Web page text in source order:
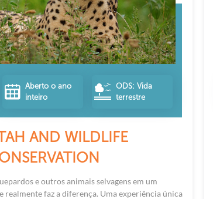
Aberto o ano
inteiro
ODS: Vida
terrestre
AND WILDLIFE
e outros animais selvagens em um
realmente faz a diferença. Uma experiência única